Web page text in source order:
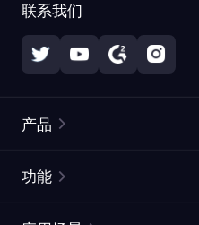
联系我们
产品
功能